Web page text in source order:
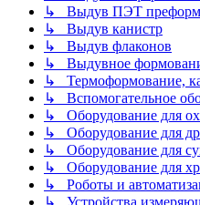
↳ Выдув ПЭТ преформ
↳ Выдув канистр
↳ Выдув флаконов
↳ Выдувное
↳ Термоформование,
↳ Вспомогательное
↳ Оборудование для
↳ Оборудование для
↳ Оборудование для
↳ Оборудование для
↳ Роботы и
↳ Устройства